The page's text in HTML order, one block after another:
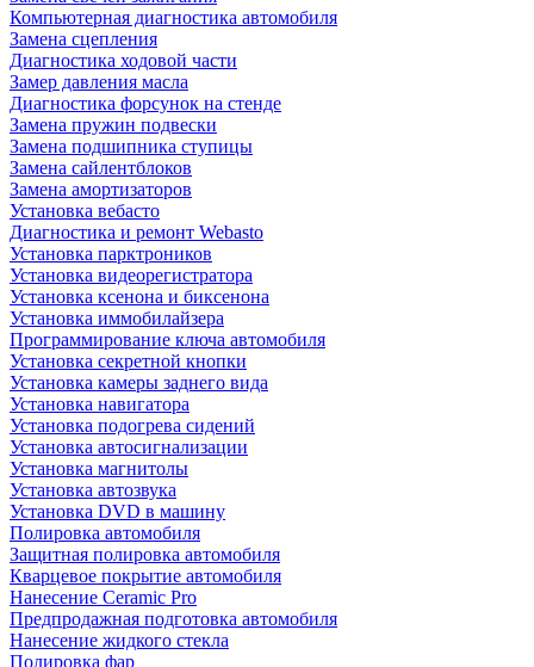
Компьютерная диагностика автомобиля
Замена сцепления
Диагностика ходовой части
Замер давления масла
Диагностика форсунок на стенде
Замена пружин подвески
Замена подшипника ступицы
Замена сайлентблоков
Замена амортизаторов
Установка вебасто
Диагностика и ремонт Webasto
Установка парктроников
Установка видеорегистратора
Установка ксенона и биксенона
Установка иммобилайзера
Программирование ключа автомобиля
Установка секретной кнопки
Установка камеры заднего вида
Установка навигатора
Установка подогрева сидений
Установка автосигнализации
Установка магнитолы
Установка автозвука
Установка DVD в машину
Полировка автомобиля
Защитная полировка автомобиля
Кварцевое покрытие автомобиля
Нанесение Ceramic Pro
Предпродажная подготовка автомобиля
Нанесение жидкого стекла
Полировка фар